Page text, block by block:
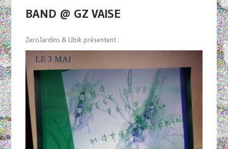
BAND @ GZ VAISE
ZeroJardins & Ubik présentent :